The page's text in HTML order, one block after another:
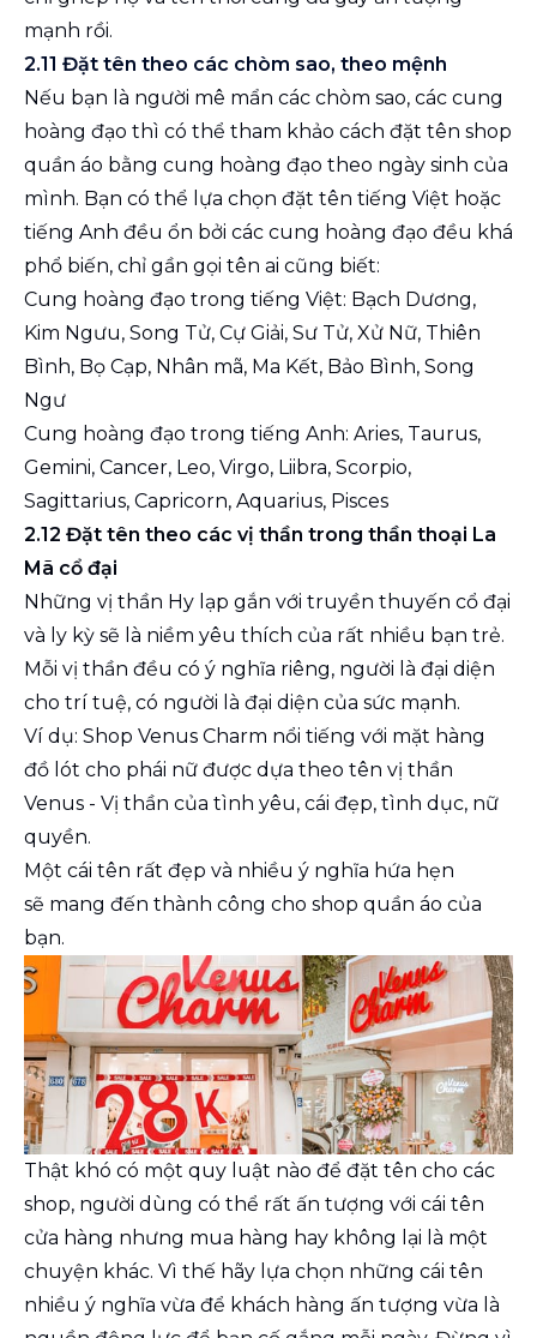
mạnh rồi.
2.11 Đặt tên theo các chòm sao, theo mệnh
Nếu bạn là người mê mẩn các chòm sao, các cung
hoàng đạo thì có thể tham khảo cách đặt tên shop
quần áo bằng cung hoàng đạo theo ngày sinh của
mình. Bạn có thể lựa chọn đặt tên tiếng Việt hoặc
tiếng Anh đều ổn bởi các cung hoàng đạo đều khá
phổ biến, chỉ gần gọi tên ai cũng biết:
Cung hoàng đạo trong tiếng Việt: Bạch Dương,
Kim Ngưu, Song Tử, Cự Giải, Sư Tử, Xử Nữ, Thiên
Bình, Bọ Cạp, Nhân mã, Ma Kết, Bảo Bình, Song
Ngư
Cung hoàng đạo trong tiếng Anh: Aries, Taurus,
Gemini, Cancer, Leo, Virgo, Liibra, Scorpio,
Sagittarius, Capricorn, Aquarius, Pisces
2.12 Đặt tên theo các vị thần trong thần thoại La
Mã cổ đại
Những vị thần Hy lạp gắn với truyền thuyến cổ đại
và ly kỳ sẽ là niềm yêu thích của rất nhiều bạn trẻ.
Mỗi vị thần đều có ý nghĩa riêng, người là đại diện
cho trí tuệ, có người là đại diện của sức mạnh.
Ví dụ: Shop Venus Charm nổi tiếng với mặt hàng
đồ lót cho phái nữ được dựa theo tên vị thần
Venus - Vị thần của tình yêu, cái đẹp, tình dục, nữ
quyền.
Một cái tên rất đẹp và nhiều ý nghĩa hứa hẹn
sẽ mang đến thành công cho shop quần áo của
bạn.
Thật khó có một quy luật nào để đặt tên cho các
shop, người dùng có thể rất ấn tượng với cái tên
cửa hàng nhưng mua hàng hay không lại là một
chuyện khác. Vì thế hãy lựa chọn những cái tên
nhiều ý nghĩa vừa để khách hàng ấn tượng vừa là